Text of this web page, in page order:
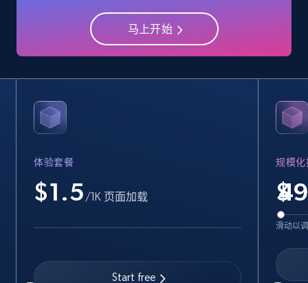
1.6K+ 注册使用
Searching data by keyword
Name, URL, ID, Cb rank, Region, About,
15.6K+
URL, Job posting id, Job title, Company name,
马上开始
体验套餐
$1.5 /1K 页面加载
Start free
规模化
$
滑动以